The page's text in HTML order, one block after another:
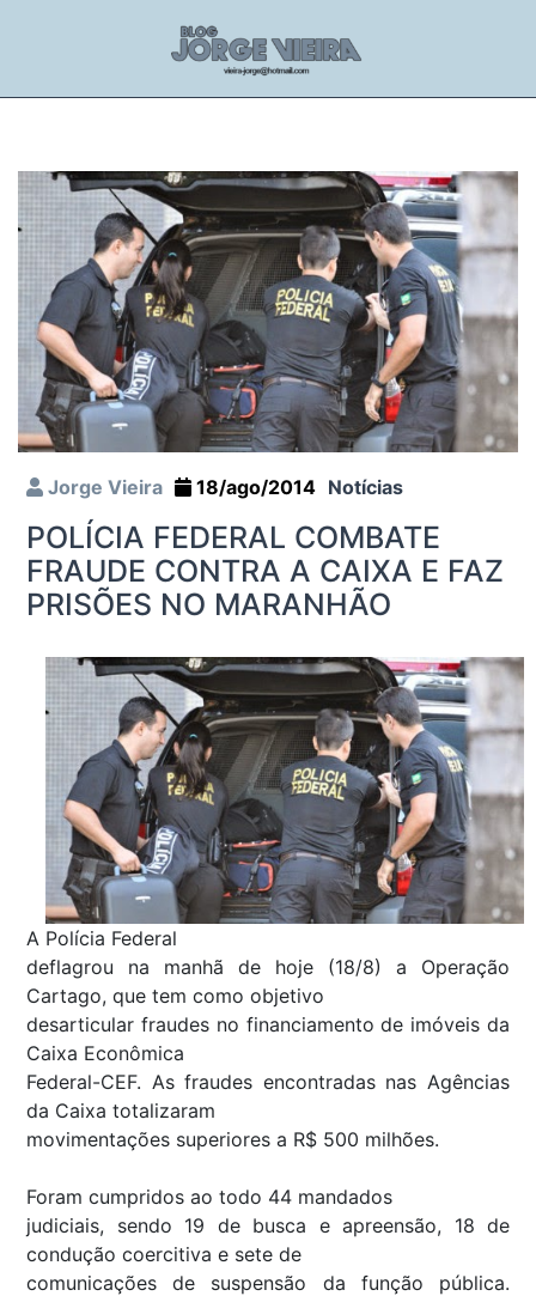
Jorge Vieira 18/ago/2014 Notícias
POLÍCIA FEDERAL COMBATE
FRAUDE CONTRA A CAIXA E FAZ
PRISÕES NO MARANHÃO
A Polícia Federal
deflagrou na manhã de hoje (18/8) a Operação
Cartago, que tem como objetivo
desarticular fraudes no financiamento de imóveis da
Caixa Econômica
Federal-CEF. As fraudes encontradas nas Agências
da Caixa totalizaram
movimentações superiores a R$ 500 milhões.
Foram cumpridos ao todo 44 mandados
judiciais, sendo 19 de busca e apreensão, 18 de
condução coercitiva e sete de
comunicações de suspensão da função pública.